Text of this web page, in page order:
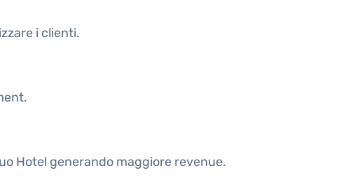
i clienti.
Hotel generando maggiore revenue.